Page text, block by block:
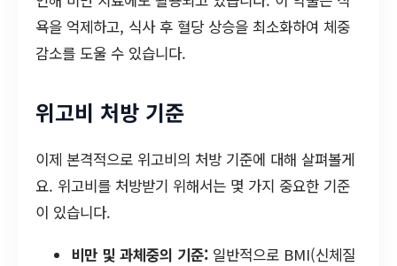
욕을 억제하고, 식사 후 혈당 상승을 최소화하여 체중
감소를 도울 수 있습니다.
위고비 처방 기준
이제 본격적으로 위고비의 처방 기준에 대해 살펴볼게
요. 위고비를 처방받기 위해서는 몇 가지 중요한 기준
이 있습니다.
비만 및 과체중의 기준: 일반적으로 BMI(신체질